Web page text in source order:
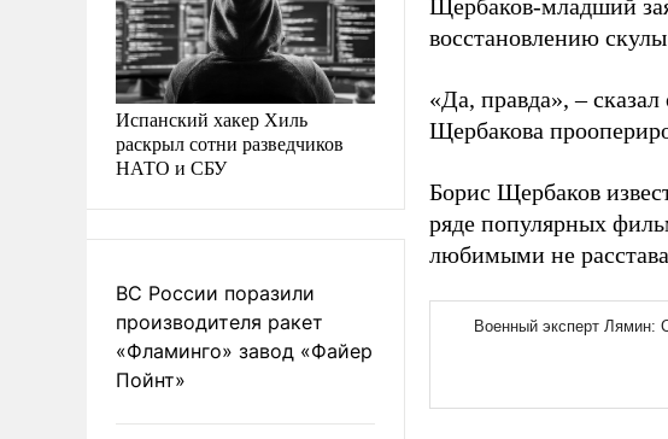
Испанский хакер Хиль
раскрыл сотни разведчиков
НАТО и СБУ
ВС России поразили
производителя ракет
«Фламинго» завод «Файер
Пойнт»
Щербаков-младший
восстановлению
«Да, правда», –
Щербакова
Борис Щербаков
ряде популярных
любимыми не